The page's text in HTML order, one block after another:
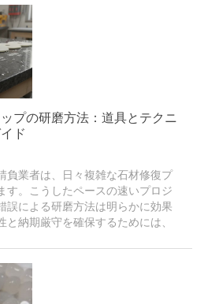
プの研磨方法：道具とテクニ
ド
負業者は、日々複雑な石材修復プ
す。こうしたペースの速いプロジ
誤による研磨方法は明らかに効果
納期厳守を確保するためには、